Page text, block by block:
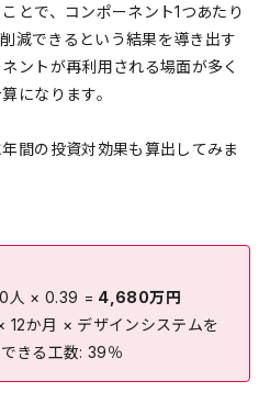
とで、コンポーネント1つあたり
減できるという結果を導き出す
ントが再利用される場面が多く
になります。
間の投資対効果も算出してみま
人 × 0.39 = 4,680万円
12か月 × デザインシステムを
きる工数: 39％